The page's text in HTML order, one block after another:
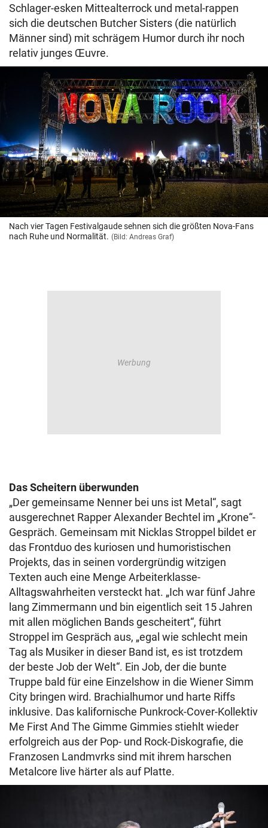
Schlager-esken Mittealterrock und metal-rappen
sich die deutschen Butcher Sisters (die natürlich
Männer sind) mit schrägem Humor durch ihr noch
relativ junges Œuvre.
Nach vier Tagen Festivalgaude sehnen sich die größten Nova-Fans
nach Ruhe und Normalität. (Bild: Andreas Graf)
Das Scheitern überwunden
„Der gemeinsame Nenner bei uns ist Metal“, sagt
ausgerechnet Rapper Alexander Bechtel im „Krone“-
Gespräch. Gemeinsam mit Nicklas Stroppel bildet er
das Frontduo des kuriosen und humoristischen
Projekts, das in seinen vordergründig witzigen
Texten auch eine Menge Arbeiterklasse-
Alltagswahrheiten versteckt hat. „Ich war fünf Jahre
lang Zimmermann und bin eigentlich seit 15 Jahren
mit allen möglichen Bands gescheitert“, führt
Stroppel im Gespräch aus, „egal wie schlecht mein
Tag als Musiker in dieser Band ist, es ist trotzdem
der beste Job der Welt“. Ein Job, der die bunte
Truppe bald für eine Einzelshow in die Wiener Simm
City bringen wird. Brachialhumor und harte Riffs
inklusive. Das kalifornische Punkrock-Cover-Kollektiv
Me First And The Gimme Gimmies stiehlt wieder
erfolgreich aus der Pop- und Rock-Diskografie, die
Franzosen Landmvrks sind mit ihrem harschen
Metalcore live härter als auf Platte.